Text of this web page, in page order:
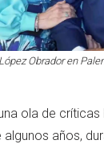
Obrador en
ola de
años,